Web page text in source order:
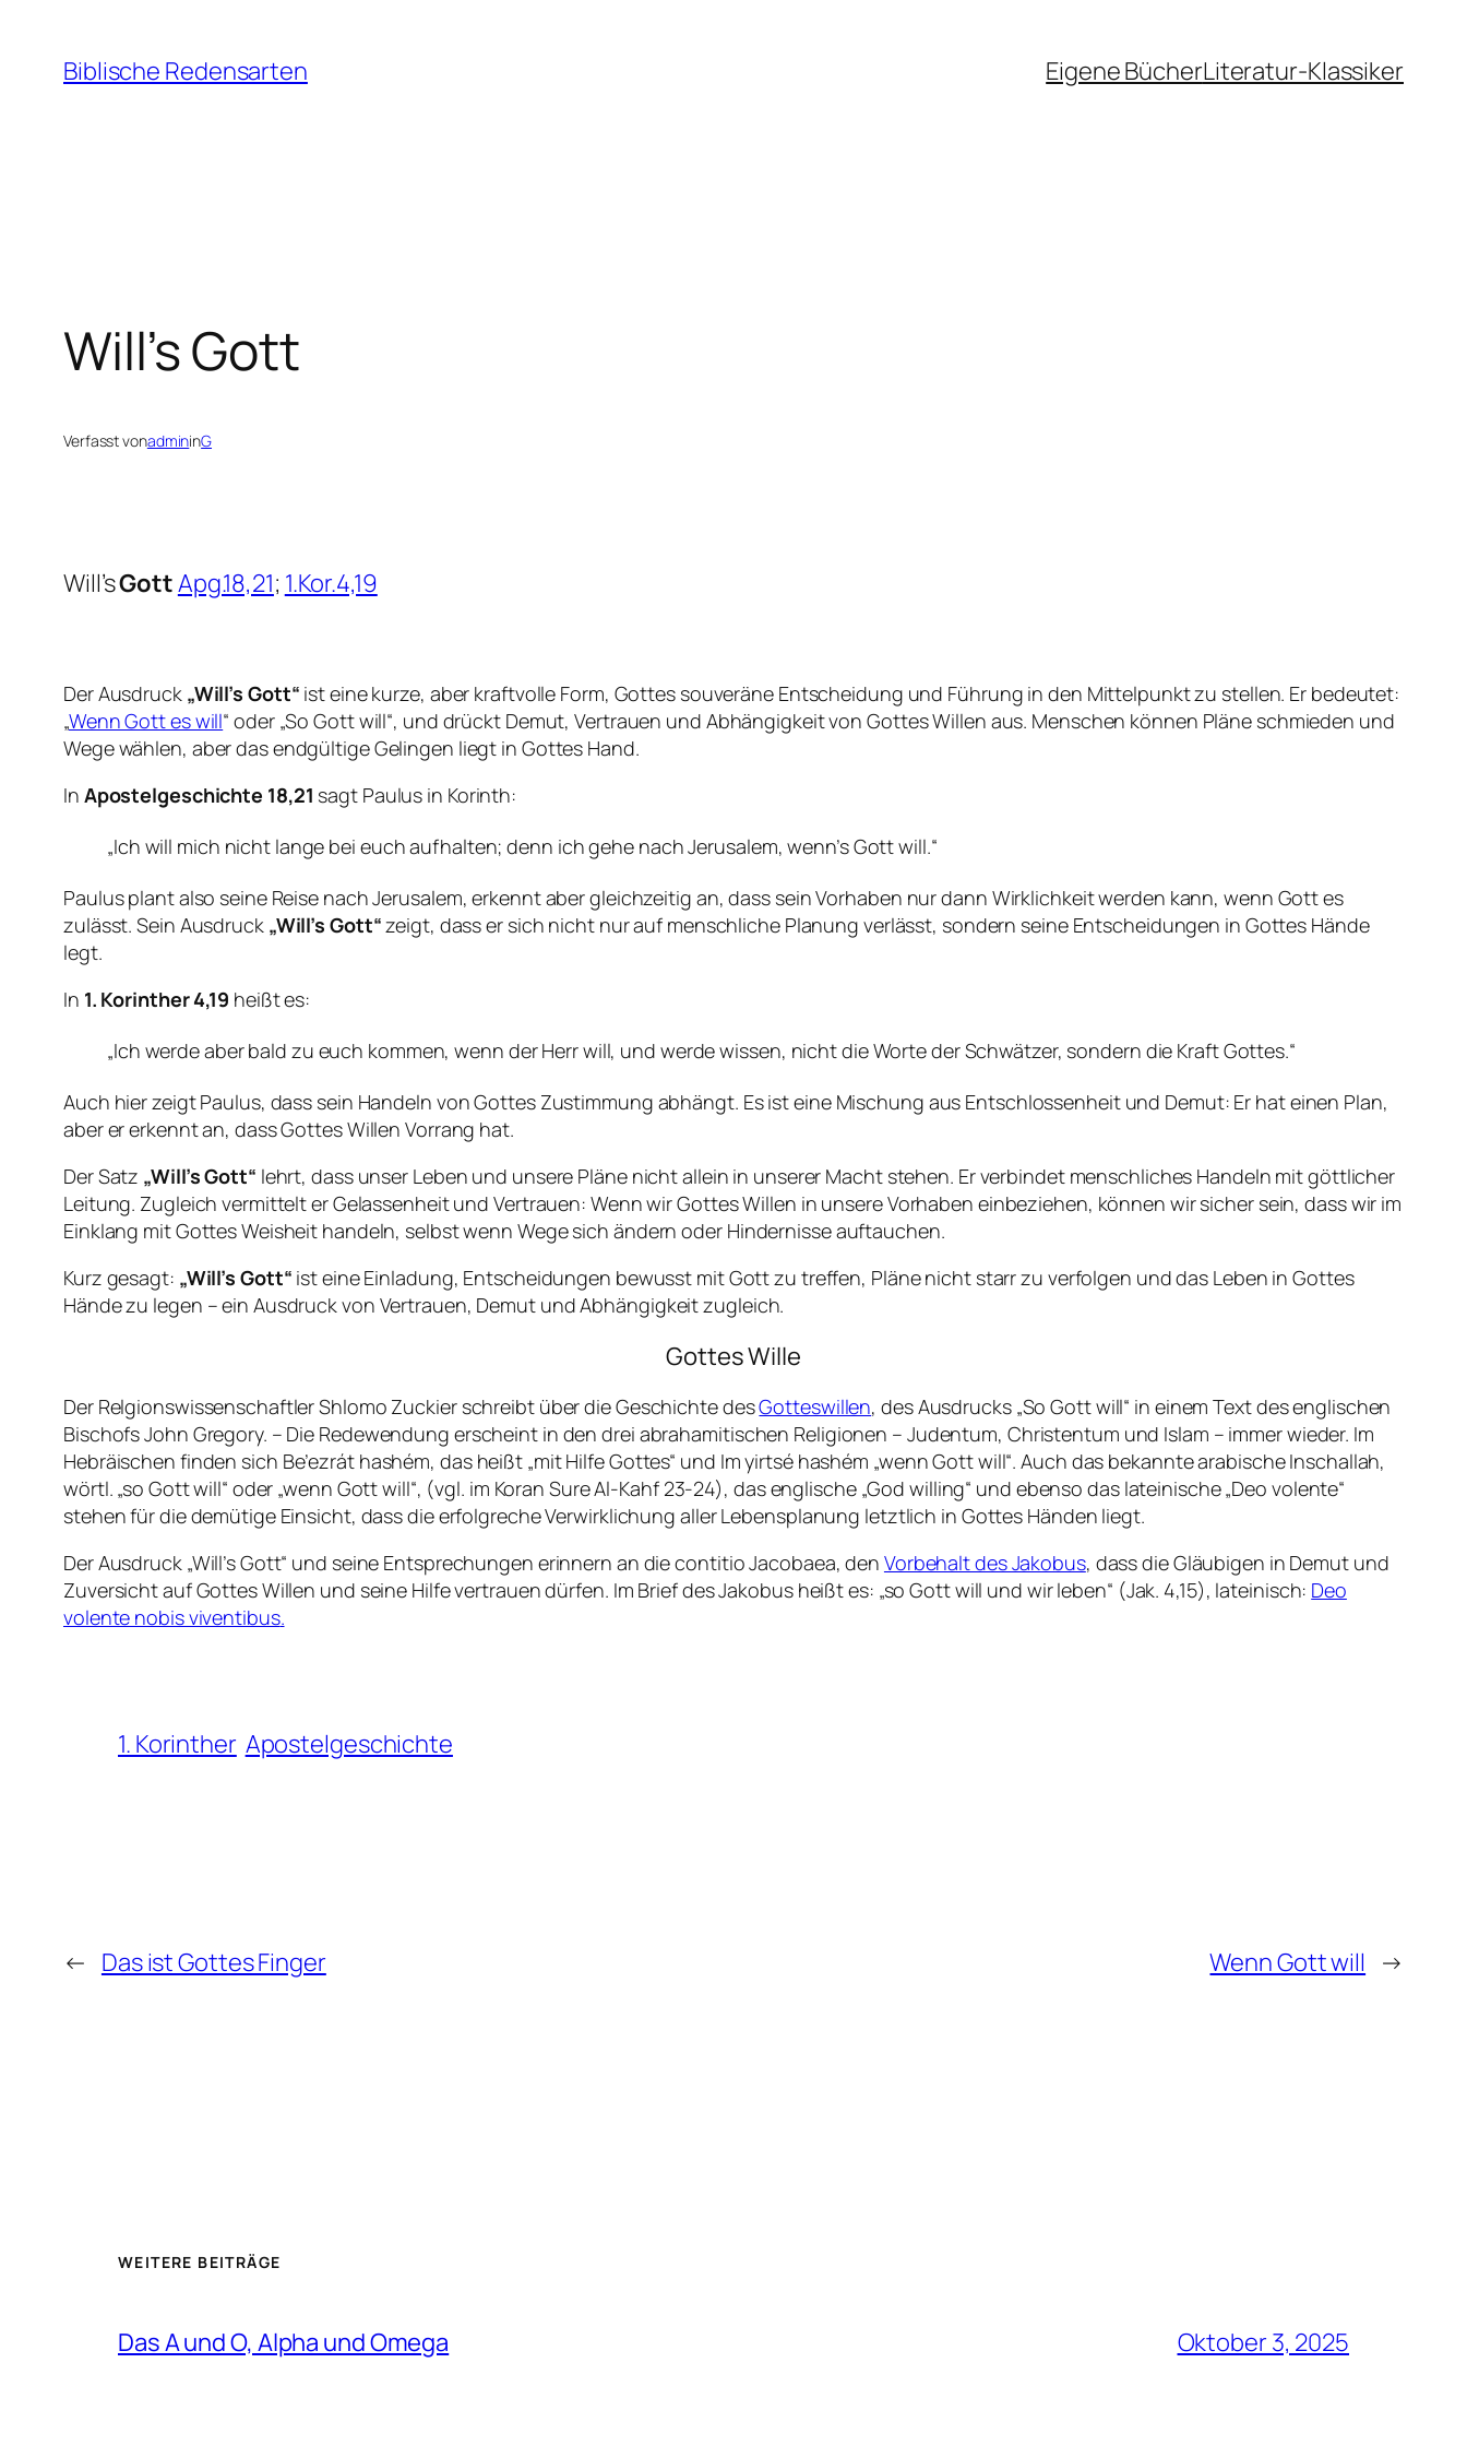
Inhalt
springen
Biblische Redensarten Eigene BücherLiteratur-Klassiker
Will’s Gott
Verfasst vonadmininG
Will’sGottApg.18,21; 1.Kor.4,19
Der Ausdruck „Will’s Gott“ ist eine kurze, aber kraftvolle Form, Gottes souveräne Entscheidung und Führung in den Mittelpunkt zu stellen. Er bedeutet:
„Wenn Gott es will“ oder „So Gott will“, und drückt Demut, Vertrauen und Abhängigkeit von Gottes Willen aus. Menschen können Pläne schmieden und
Wege wählen, aber das endgültige Gelingen liegt in Gottes Hand.
In Apostelgeschichte 18,21 sagt Paulus in Korinth:
„Ich will mich nicht lange bei euch aufhalten; denn ich gehe nach Jerusalem, wenn’s Gott will.“
Paulus plant also seine Reise nach Jerusalem, erkennt aber gleichzeitig an, dass sein Vorhaben nur dann Wirklichkeit werden kann, wenn Gott es
zulässt. Sein Ausdruck „Will’s Gott“zeigt, dass er sich nicht nur auf menschliche Planung verlässt, sondern seine Entscheidungen in Gottes Hände
legt.
In 1. Korinther 4,19 heißt es:
„Ich werde aber bald zu euch kommen, wenn der Herr will, und werde wissen, nicht die Worte der Schwätzer, sondern die Kraft Gottes.“
Auch hier zeigt Paulus, dass sein Handeln von Gottes Zustimmung abhängt. Es ist eine Mischung aus Entschlossenheit und Demut: Er hat einen Plan,
aber er erkennt an, dass Gottes Willen Vorrang hat.
Der Satz „Will’s Gott“ lehrt, dass unser Leben und unsere Pläne nicht allein in unserer Macht stehen. Er verbindet menschliches Handeln mit göttlicher
Leitung. Zugleich vermittelt er Gelassenheit und Vertrauen: Wenn wir Gottes Willen in unsere Vorhaben einbeziehen, können wir sicher sein, dass wir im
Einklang mit Gottes Weisheit handeln, selbst wenn Wege sich ändern oder Hindernisse auftauchen.
Kurz gesagt: „Will’s Gott“ ist eine Einladung, Entscheidungen bewusst mit Gott zu treffen, Pläne nicht starr zu verfolgen und das Leben in Gottes
Hände zu legen – ein Ausdruck von Vertrauen, Demut und Abhängigkeit zugleich.
Gottes Wille
Der Relgionswissenschaftler Shlomo Zuckier schreibt über die Geschichte desGotteswillen, des Ausdrucks „So Gott will“ in einem Text des englischen
Bischofs John Gregory. – Die Redewendung erscheint in den drei abrahamitischen Religionen – Judentum, Christentum und Islam – immer wieder. Im
Hebräischen finden sich Be’ezrát hashém, das heißt „mit Hilfe Gottes“ und Im yirtsé hashém „wenn Gott will“. Auch das bekannte arabischeInschallah,
wörtl. „so Gott will“ oder „wenn Gott will“, (vgl. im Koran Sure Al-Kahf 23-24), das englische „God willing“ und ebenso das lateinische „Deo volente“
stehen für die demütige Einsicht, dass die erfolgreche Verwirklichung aller Lebensplanung letztlich in Gottes Händen liegt.
Der Ausdruck „Will’s Gott“ und seine Entsprechungen erinnern an die contitio Jacobaea, den Vorbehalt des Jakobus, dass die Gläubigen in Demut und
Zuversicht auf Gottes Willen und seine Hilfe vertrauen dürfen. Im Brief des Jakobus heißt es: „so Gott will und wir leben“ (Jak. 4,15), lateinisch: Deo
volente nobis viventibus.
1. Korinther Apostelgeschichte
← Das ist Gottes Finger Wenn Gott will →
WEITERE BEITRÄGE
Das A und O, Alpha und Omega Oktober 3, 2025